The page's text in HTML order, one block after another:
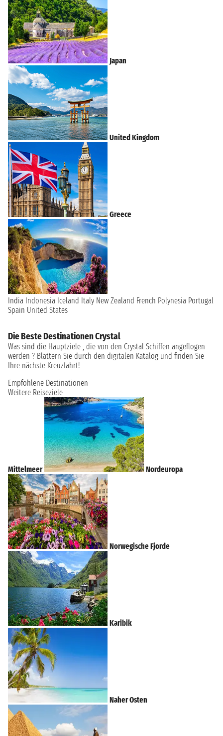
Japan
United Kingdom
Greece
India Indonesia Iceland Italy New Zealand French Polynesia Portugal
Spain United States
Die Beste Destinationen Crystal
Was sind die Hauptziele , die von den Crystal Schiffen angeflogen
werden ? Blättern Sie durch den digitalen Katalog und finden Sie
Ihre nächste Kreuzfahrt!
Empfohlene Destinationen
Weitere Reiseziele
Mittelmeer Nordeuropa
Norwegische Fjorde
Karibik
Naher Osten